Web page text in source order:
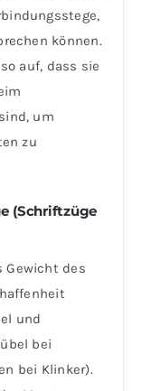
können.
auf, dass sie
um
zu
(Schriftzüge
Gewicht des
und
bei
bei Klinker).